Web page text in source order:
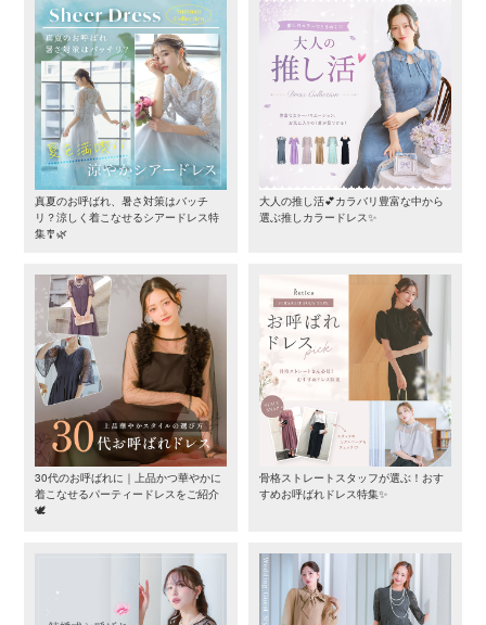
真夏のお呼ばれ、暑さ対策はバッチ
リ？涼しく着こなせるシアードレス特
集🎐🌿
大人の推し活💕カラバリ豊富な中から
選ぶ推しカラードレス✨
30代のお呼ばれに｜上品かつ華やかに
着こなせるパーティードレスをご紹介
🕊️
骨格ストレートスタッフが選ぶ！おす
すめお呼ばれドレス特集✨